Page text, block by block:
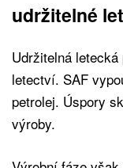
udržitelné
Udržitelná
letectví. SAF
petrolej. Úspory
výroby.